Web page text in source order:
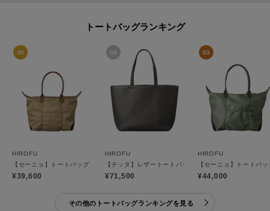
トートバッグランキング
HIROFU
【セーニョ】トートバッグ ナイロン S A5サイズ （商品番号：P25－39641）
¥39,600
HIROFU
【チッタ】レザートートバッグ L A4サイズ 本革（商
¥71,500
HIROFU
¥44,000
その他のトートバッグランキングを見る